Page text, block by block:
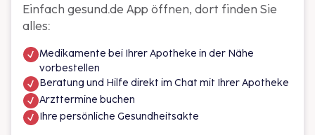
Einfach gesund.de App öffnen, dort finden Sie
alles:
Medikamente bei Ihrer Apotheke in der Nähe
vorbestellen
Beratung und Hilfe direkt im Chat mit Ihrer Apotheke
Arzttermine buchen
Ihre persönliche Gesundheitsakte